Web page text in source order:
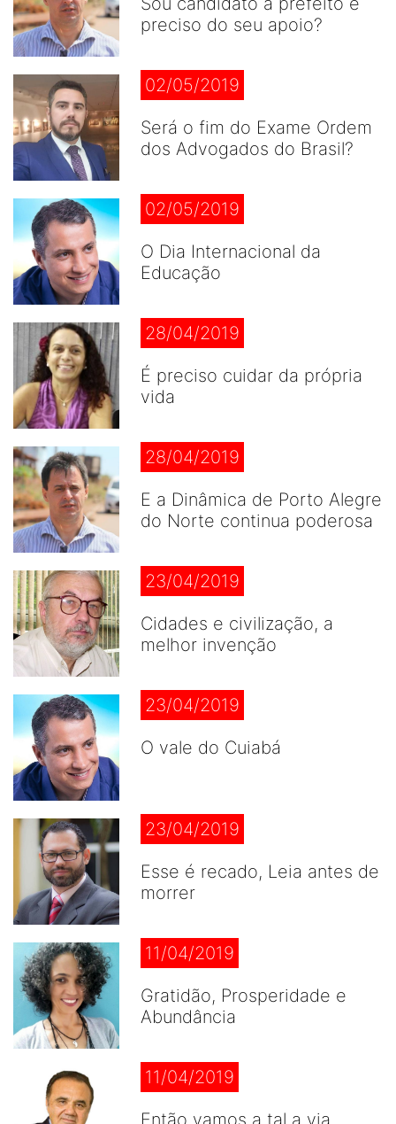
preciso do seu apoio?
02/05/2019
Será o fim do Exame Ordem
dos Advogados do Brasil?
02/05/2019
O Dia Internacional da
Educação
28/04/2019
É preciso cuidar da própria
vida
28/04/2019
E a Dinâmica de Porto Alegre
do Norte continua poderosa
23/04/2019
Cidades e civilização, a
melhor invenção
23/04/2019
O vale do Cuiabá
23/04/2019
Esse é recado, Leia antes de
morrer
11/04/2019
Gratidão, Prosperidade e
Abundância
11/04/2019
Então vamos a tal a via